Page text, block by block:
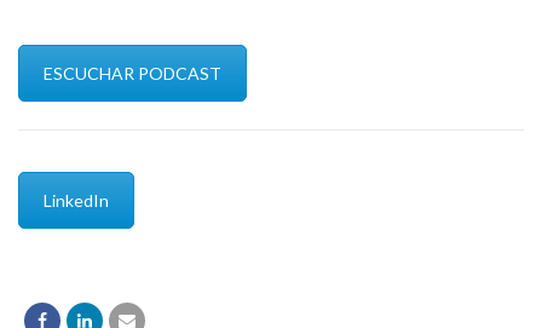
ESCUCHAR PODCAST
LinkedIn